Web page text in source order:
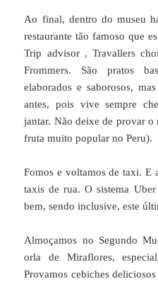
Ao final, dentro do museu
restaurante tão famoso que
Trip advisor , Travallers
Frommers. São pratos
elaborados e saborosos,
antes, pois vive sempre
jantar. Não deixe de provar o
fruta muito popular no Peru).
Fomos e voltamos de taxi. E
taxis de rua. O sistema
bem, sendo inclusive, este
Almoçamos no Segundo
orla de Miraflores,
Provamos cebiches